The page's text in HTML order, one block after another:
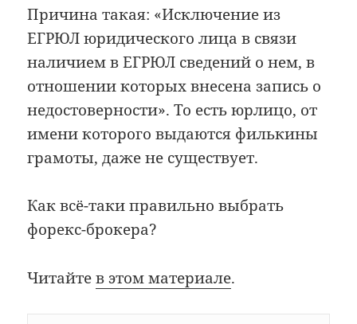
Причина такая: «Исключение из
ЕГРЮЛ юридического лица в связи
наличием в ЕГРЮЛ сведений о нем, в
отношении которых внесена запись о
недостоверности». То есть юрлицо, от
имени которого выдаются филькины
грамоты, даже не существует.
Как всё-таки правильно выбрать
форекс-брокера?
Читайтев этом материале.